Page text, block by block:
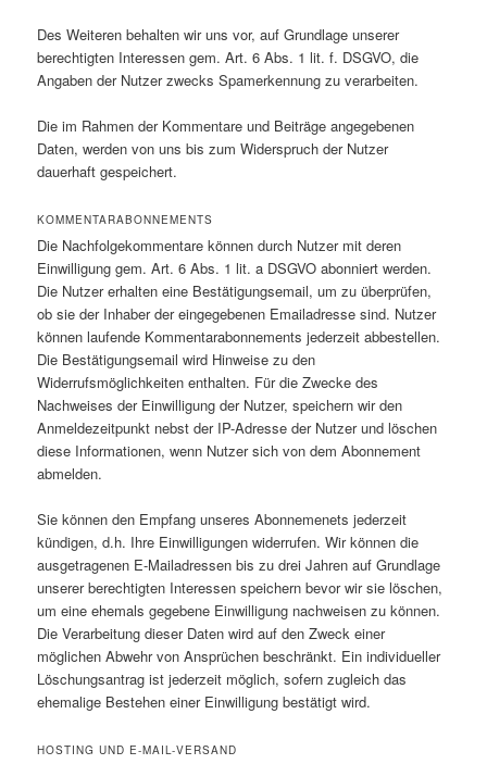
Des Weiteren behalten wir uns vor, auf Grundlage unserer
berechtigten Interessen gem. Art. 6 Abs. 1 lit. f. DSGVO, die
Angaben der Nutzer zwecks Spamerkennung zu verarbeiten.
Die im Rahmen der Kommentare und Beiträge angegebenen
Daten, werden von uns bis zum Widerspruch der Nutzer
dauerhaft gespeichert.
KOMMENTARABONNEMENTS
Die Nachfolgekommentare können durch Nutzer mit deren
Einwilligung gem. Art. 6 Abs. 1 lit. a DSGVO abonniert werden.
Die Nutzer erhalten eine Bestätigungsemail, um zu überprüfen,
ob sie der Inhaber der eingegebenen Emailadresse sind. Nutzer
können laufende Kommentarabonnements jederzeit abbestellen.
Die Bestätigungsemail wird Hinweise zu den
Widerrufsmöglichkeiten enthalten. Für die Zwecke des
Nachweises der Einwilligung der Nutzer, speichern wir den
Anmeldezeitpunkt nebst der IP-Adresse der Nutzer und löschen
diese Informationen, wenn Nutzer sich von dem Abonnement
abmelden.
Sie können den Empfang unseres Abonnemenets jederzeit
kündigen, d.h. Ihre Einwilligungen widerrufen. Wir können die
ausgetragenen E-Mailadressen bis zu drei Jahren auf Grundlage
unserer berechtigten Interessen speichern bevor wir sie löschen,
um eine ehemals gegebene Einwilligung nachweisen zu können.
Die Verarbeitung dieser Daten wird auf den Zweck einer
möglichen Abwehr von Ansprüchen beschränkt. Ein individueller
Löschungsantrag ist jederzeit möglich, sofern zugleich das
ehemalige Bestehen einer Einwilligung bestätigt wird.
HOSTING UND E-MAIL-VERSAND